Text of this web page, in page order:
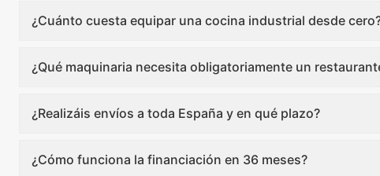
¿Cuánto cuesta equipar una cocina industrial desde
¿Qué maquinaria necesita obligatoriamente un
¿Realizáis envíos a toda España y en qué plazo?
¿Cómo funciona la financiación en 36 meses?